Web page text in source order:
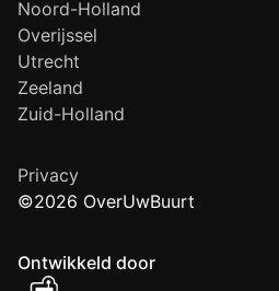
Noord-Holland
Overijssel
Utrecht
Zeeland
Zuid-Holland
Privacy
©2026 OverUwBuurt
Ontwikkeld door